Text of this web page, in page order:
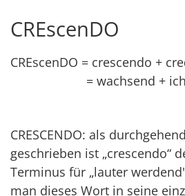
Zum Inhalt springen
CREscenDO
CREscenDO = crescendo +
= wachsend + ich
CRESCENDO: als
geschrieben ist „crescendo“
Terminus für „lauter
man dieses Wort in seine